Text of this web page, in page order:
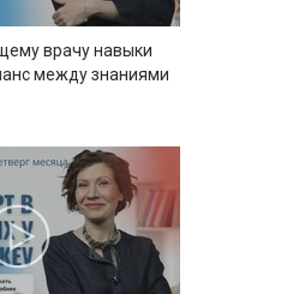
врачу навыки
между знаниями